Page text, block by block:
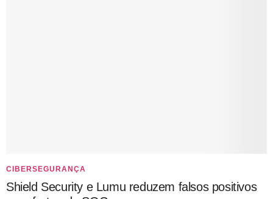
CIBERSEGURANÇA
Shield Security e Lumu reduzem falsos positivos